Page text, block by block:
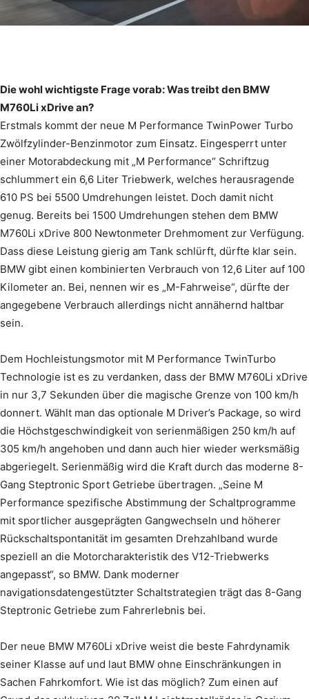
Die wohl wichtigste Frage vorab: Was treibt den BMW
M760Li xDrive an?
Erstmals kommt der neue M Performance TwinPower Turbo
Zwölfzylinder-Benzinmotor zum Einsatz. Eingesperrt unter
einer Motorabdeckung mit „M Performance“ Schriftzug
schlummert ein 6,6 Liter Triebwerk, welches herausragende
610 PS bei 5500 Umdrehungen leistet. Doch damit nicht
genug. Bereits bei 1500 Umdrehungen stehen dem BMW
M760Li xDrive 800 Newtonmeter Drehmoment zur Verfügung.
Dass diese Leistung gierig am Tank schlürft, dürfte klar sein.
BMW gibt einen kombinierten Verbrauch von 12,6 Liter auf 100
Kilometer an. Bei, nennen wir es „M-Fahrweise“, dürfte der
angegebene Verbrauch allerdings nicht annähernd haltbar
sein.
Dem Hochleistungsmotor mit M Performance TwinTurbo
Technologie ist es zu verdanken, dass der BMW M760Li xDrive
in nur 3,7 Sekunden über die magische Grenze von 100 km/h
donnert. Wählt man das optionale M Driver’s Package, so wird
die Höchstgeschwindigkeit von serienmäßigen 250 km/h auf
305 km/h angehoben und dann auch hier wieder werksmäßig
abgeriegelt. Serienmäßig wird die Kraft durch das moderne 8-
Gang Steptronic Sport Getriebe übertragen. „Seine M
Performance spezifische Abstimmung der Schaltprogramme
mit sportlicher ausgeprägten Gangwechseln und höherer
Rückschaltspontanität im gesamten Drehzahlband wurde
speziell an die Motorcharakteristik des V12-Triebwerks
angepasst“, so BMW. Dank moderner
navigationsdatengestützter Schaltstrategien trägt das 8-Gang
Steptronic Getriebe zum Fahrerlebnis bei.
Der neue BMW M760Li xDrive weist die beste Fahrdynamik
seiner Klasse auf und laut BMW ohne Einschränkungen in
Sachen Fahrkomfort. Wie ist das möglich? Zum einen auf